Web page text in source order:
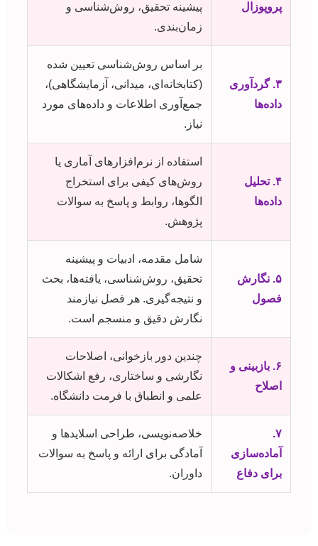
پروپوزال
پیشینه تحقیق، روش‌شناسی و
زمان‌بندی.
۳. گردآوری
داده‌ها
بر اساس روش‌شناسی تعیین شده
(کتابخانه‌ای، میدانی، آزمایشگاهی)،
جمع‌آوری اطلاعات و داده‌های مورد
نیاز.
۴. تحلیل
داده‌ها
استفاده از نرم‌افزارهای آماری یا
روش‌های کیفی برای استخراج
الگوها، روابط و پاسخ به سوالات
پژوهش.
۵. نگارش
فصول
شامل مقدمه، ادبیات و پیشینه
تحقیق، روش‌شناسی، یافته‌ها، بحث
و نتیجه‌گیری. هر فصل نیازمند
نگارش دقیق و منسجم است.
۶. بازبینی و
اصلاح
چندین دور بازخوانی، اصلاحات
نگارشی و ساختاری، رفع اشکالات
علمی و انطباق با فرمت دانشگاه.
۷.
آماده‌سازی
برای دفاع
خلاصه‌نویسی، طراحی اسلایدها و
آمادگی برای ارائه و پاسخ به سوالات
داوران.